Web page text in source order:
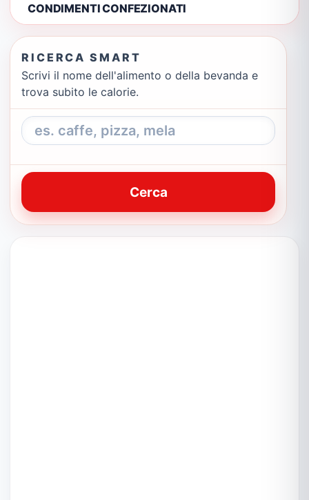
CONDIMENTI CONFEZIONATI
RICERCA SMART
Scrivi il nome dell'alimento o della bevanda e
trova subito le calorie.
Cerca